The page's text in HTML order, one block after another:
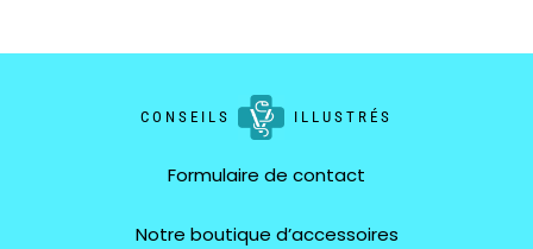
CONSEILS ILLUSTRÉS
Formulaire de contact
Notre boutique d’accessoires